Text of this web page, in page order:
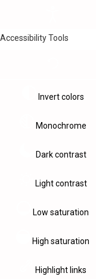
Accessibility Tools
Invert colors
Monochrome
Dark contrast
Light contrast
Low saturation
High saturation
Highlight links